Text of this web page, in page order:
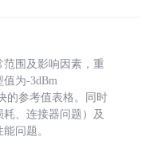
围及影响因素，重
值为-3dBm
的参考值表格。同时
、连接器问题）及
问题。